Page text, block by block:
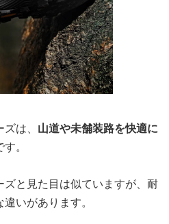
は、 山道や未舗装路を快適に
。
と見た目は似ていますが、耐
いがあります。